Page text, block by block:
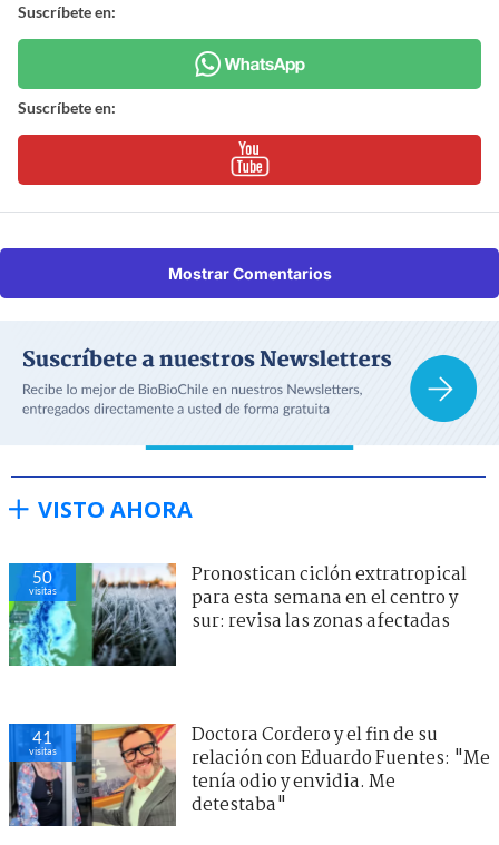
Suscríbete en:
Suscríbete en:
Mostrar Comentarios
VISTO AHORA
50
visitas
Pronostican ciclón extratropical
para esta semana en el centro y
sur: revisa las zonas afectadas
41
visitas
Doctora Cordero y el fin de su
relación con Eduardo Fuentes: "Me
tenía odio y envidia. Me
detestaba"